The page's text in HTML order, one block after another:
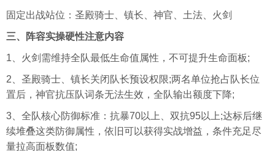
固定出战站位：圣殿骑士、镇长、神官、土法、火剑
三、阵容实操硬性注意内容
1、火剑需维持全队最低生命值属性，不可提升生命面板;
2、圣殿骑士、镇长关闭队长预设权限;两名单位抢占队长位
置后，神官抗压队词条无法生效，全队输出额度下降;
3、全队核心防御标准：抗暴70以上、双抗95以上;达标后继
续堆叠这类防御属性，依旧可以获得实战增益，条件充足尽
量拉高面板数值;